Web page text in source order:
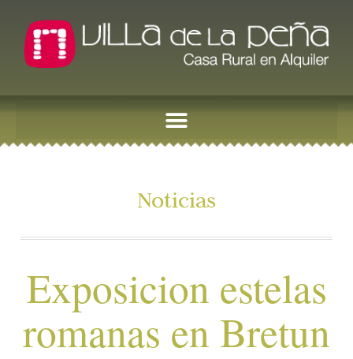
Noticias
Exposicion estelas
romanas en Bretun